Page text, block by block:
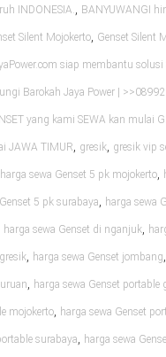
INDONESIA., BANYUWANGI
Silent Mojokerto, Genset Silent
siap membantu solusi
Barokah Jaya Power |
yang kami SEWA kan mulai
JAWA TIMUR, gresik, gresik vip
harga sewa Genset 5 pk mojokerto,
5 pk surabaya, harga sewa
harga sewa Genset di nganjuk,
, harga sewa Genset jombang,
, harga sewa Genset portable
mojokerto, harga sewa Genset
surabaya, harga sewa